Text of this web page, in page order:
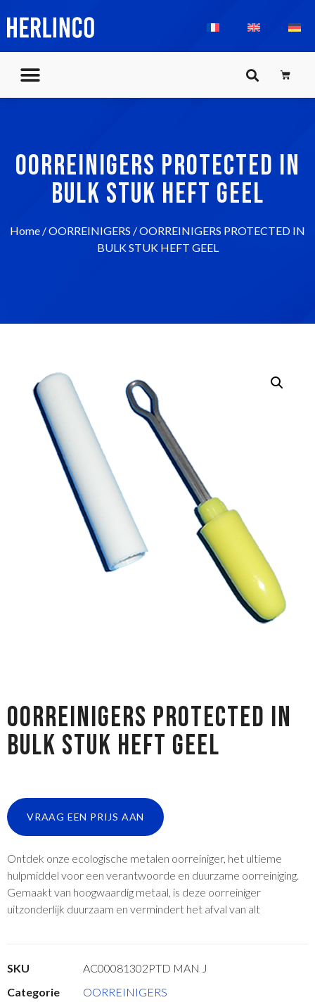
OORREINIGERS PROTECTED IN
BULK STUK HEFT GEEL
Home /OORREINIGERS / OORREINIGERS PROTECTED IN
BULK STUK HEFT GEEL
OORREINIGERS PROTECTED IN
BULK STUK HEFT GEEL
VRAAG EEN PRIJS AAN
Ontdek onze ecologische metalen oorreiniger, het ultieme
hulpmiddel voor een verantwoorde en duurzame oorreiniging.
Gemaakt van hoogwaardig metaal, is deze oorreiniger
uitzonderlijk duurzaam en vermindert het afval van alt
SKU
AC00081302PTD MAN J
Categorie
OORREINIGERS